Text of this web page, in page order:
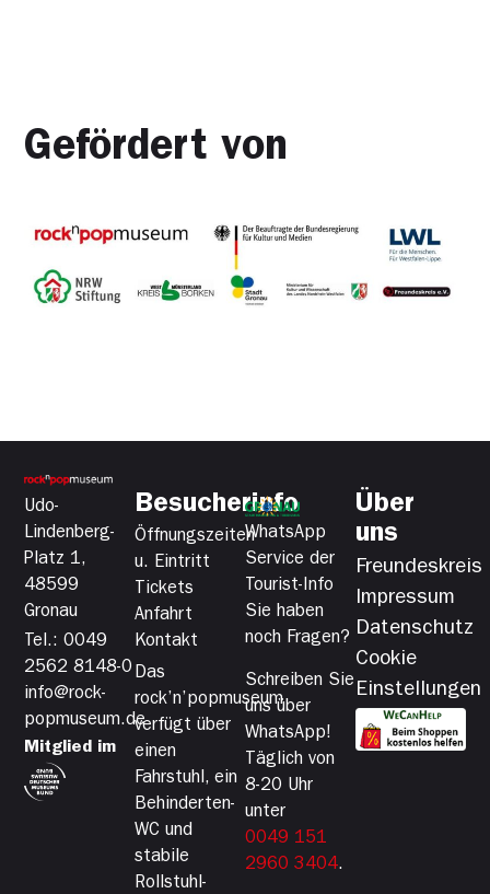
Gefördert von
Udo-
Lindenberg-
Platz 1,
48599
Gronau
Tel.: 0049
2562 8148-0
info@rock-
popmuseum.de
Mitglied im
Besucherinfo
Öffnungszeiten
u. Eintritt
Tickets
Anfahrt
Kontakt
Das
rock’n’popmuseum
verfügt über
einen
Fahrstuhl, ein
Behinderten-
WC und
stabile
Rollstuhl-
WhatsApp
Service der
Tourist-Info
Sie haben
noch Fragen?
Schreiben Sie
uns über
WhatsApp!
Täglich von
8-20 Uhr
unter
0049 151
2960 3404.
Über
uns
Freundeskreis
Impressum
Datenschutz
Cookie
Einstellungen